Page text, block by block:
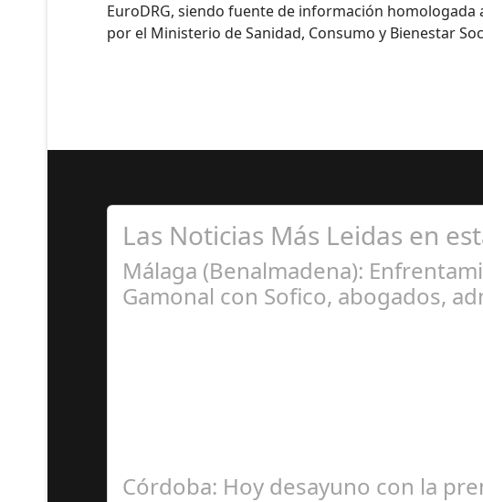
EuroDRG, siendo fuente de información
por el Ministerio de Sanidad, Consumo y Bienestar
Las Noticias Más Leidas en
Málaga (Benalmadena):
Gamonal con Sofico, abogados,
Córdoba: Hoy desayuno con la